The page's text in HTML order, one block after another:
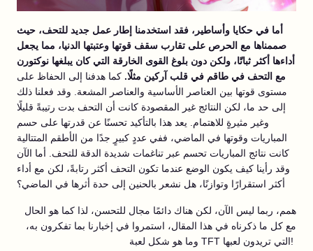
أما في حكايا وأساطير، فقد استخدمنا إطار عمل جديد للتحف، حيث
صممناها مع الحرص على تقارب سقف قوتها وعتبتها الدنيا، مما يجعل
أداءها أكثر ثباتًا، ولكن دون بلوغ القوى الخارقة التي كان يبلغها نوكتورن
مع التحف في طاقم في قلب آركين مثلًا. كما هدفنا إلى الحفاظ على
مستوى قوتها بين العناصر الأساسية والعناصر المشعة. وقد فعلنا ذلك
إلى حد ما، لكن النتائج غير المقصودة كانت أن التحف بدت رتيبةً قليلًا
وغير مثيرةٍ للاهتمام. يعد هذا بالتأكيد تحسنًا عن قدرتها على حسم
المباريات وقوتها في الماضي، ففي عددٍ كبيرٍ جدًا من الأطقم المتتالية
كانت نتائج المباريات تحسم عبر تناغمات شديدة الدقة للتحف. أما الآن
وقد رأينا كيف يكون الوضع عندما تكون التحف أكثر رتابةً، لكن مع أداء
أكثر استقرارًا وتوازنًا، هل نشعر بالحنين إلى حدة أثرها في الماضي؟
همم، ربما ليس الآن، لكن هناك دائمًا مجال للتحسن، لذا كما هو الحال
مع كل ما ذكرناه في هذا المقال، استمروا في إخبارنا بما تفكرون به،
وما هو شكل لعبة TFT التي تريدون لعبها!